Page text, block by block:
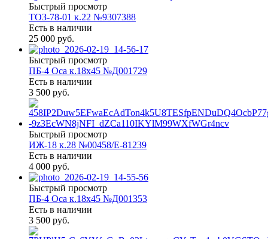
Быстрый просмотр
ТОЗ-78-01 к.22 №9307388
Есть в наличии
25 000 руб.
Быстрый просмотр
ПБ-4 Оса к.18х45 №Д001729
Есть в наличии
3 500 руб.
Быстрый просмотр
ИЖ-18 к.28 №00458/Е-81239
Есть в наличии
4 000 руб.
Быстрый просмотр
ПБ-4 Оса к.18х45 №Д001353
Есть в наличии
3 500 руб.